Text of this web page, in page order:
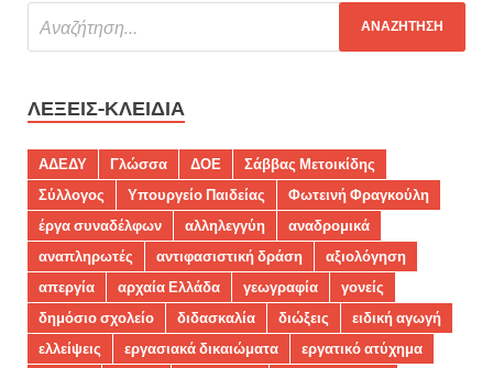
ΛΈΞΕΙΣ-ΚΛΕΙΔΙΆ
ΑΔΕΔΥ Γλώσσα ΔΟΕ
Σάββας Μετοικίδης
Σύλλογος
Υπουργείο Παιδείας
Φωτεινή Φραγκούλη
έργα συναδέλφων
αλληλεγγύη
αναδρομικά
αναπληρωτές
αντιφασιστική δράση
αξιολόγηση
απεργία
αρχαία Ελλάδα γεωγραφία
γονείς
δημόσιο σχολείο
διδασκαλία διώξεις
ειδική αγωγή
ελλείψεις
εργασιακά δικαιώματα
εργατικό ατύχημα